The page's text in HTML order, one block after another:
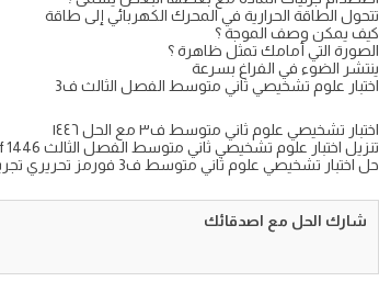
تتحول الطاقة الحرارية في المحرك الكهربائي إلى طاقة
كيف يمكن وصف الموجة ؟
الصورة التي أمامك تمثل ظاهرة ؟
ينتشر الضوء في الفراغ بسرعة
اختبار علوم تشخيصي ثاني متوسط الفصل الثالث ف3
اختبار تشخيصي علوم ثاني متوسط ف٣ مع الحل ١٤٤٦
تنزيل اختبار علوم تشخيصي ثاني متوسط الفصل الثالث pdf 1446
حل اختبار تشخيصي علوم ثاني متوسط ف3 فورمز تحريري تجريبي
شارك الحل مع اصدقائك